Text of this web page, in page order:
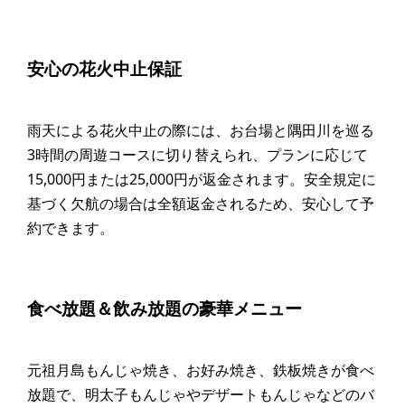
安心の花火中止保証
雨天による花火中止の際には、お台場と隅田川を巡る
3時間の周遊コースに切り替えられ、プランに応じて
15,000円または25,000円が返金されます。安全規定に
基づく欠航の場合は全額返金されるため、安心して予
約できます。
食べ放題＆飲み放題の豪華メニュー
元祖月島もんじゃ焼き、お好み焼き、鉄板焼きが食べ
放題で、明太子もんじゃやデザートもんじゃなどのバ